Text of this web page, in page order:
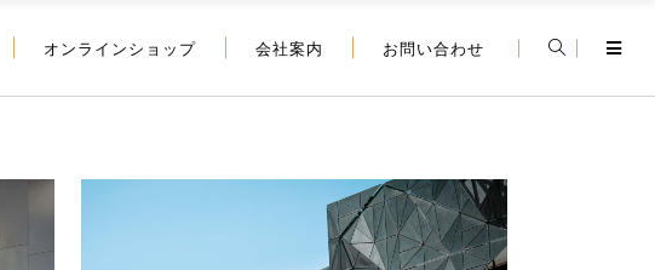
オンラインショップ 会社案内 お問い合わせ